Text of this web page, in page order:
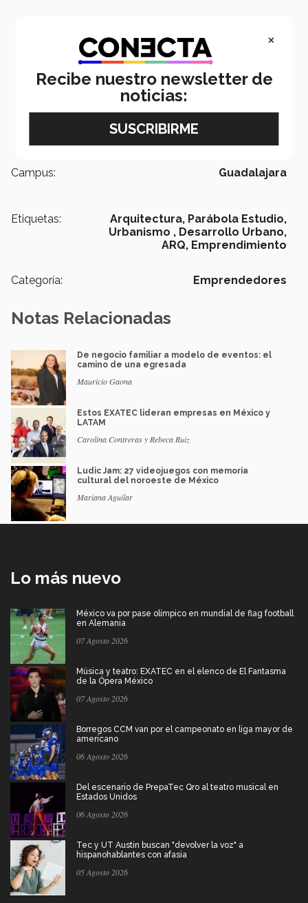
Campus: Guadalajara
Etiquetas: Arquitectura, Parábola Estudio,
Urbanismo , Desarrollo Urbano,
ARQ, Emprendimiento
Categoría: Emprendedores
Notas Relacionadas
De negocio familiar a modelo de eventos: el
camino de una egresada
Mauricio Gaona
Estos EXATEC lideran empresas en México y
LATAM
Carolina Contreras y Rebeca Ruiz
Ludic Jam: 27 videojuegos con memoria
cultural del noroeste de México
Mariana Aguilar
Lo más nuevo
México va por pase olímpico en mundial de flag football
en Alemania
07 Agosto 2026
Música y teatro: EXATEC en el elenco de El Fantasma
de la Ópera México
07 Agosto 2026
Borregos CCM van por el campeonato en liga mayor de
americano
06 Agosto 2026
Del escenario de PrepaTec Qro al teatro musical en
Estados Unidos
06 Agosto 2026
Tec y UT Austin buscan "devolver la voz" a
hispanohablantes con afasia
05 Agosto 2026
×
Recibe nuestro newsletter de
noticias: